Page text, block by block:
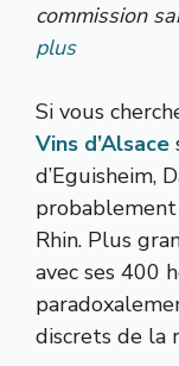
commission
plus
Si vous
Vins d’Alsace
d’Eguisheim,
Rhin. Plus
avec ses 400
discrets de la